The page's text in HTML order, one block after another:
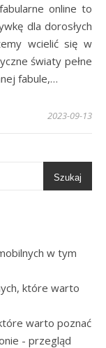
dla dorosłych
wcielić się w
światy pełne
fabule,…
2023-09-13
Szukaj
w tym
które warto
warto poznać
- przegląd